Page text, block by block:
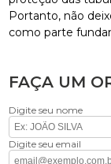
Portanto, não
como parte
FAÇA UM
Digite seu nome
Digite seu email